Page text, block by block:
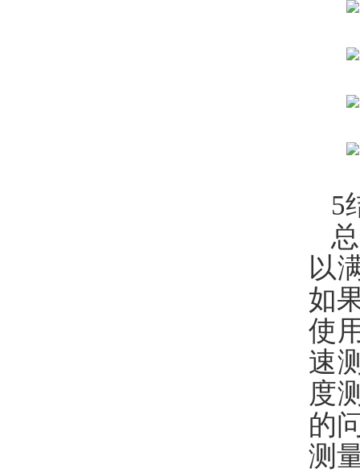
5
以
如
使
速
度
的
测